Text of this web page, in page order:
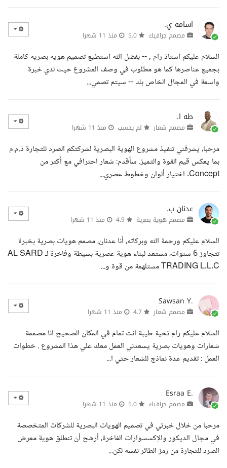
اسامه ي.
مصمم جرافيك منذ 11 شهرا
السلام عليكم استاذ رام , -- بفضل الله استطيع تصميم هويه بصريه كاملة
بجميع عناصرها كما هو مطلوب في وصف المشروع حيث لدي خبرة
واسعة في المجال الخاص بك -- سيتم تصمي...
طه ا.
مصمم شعار لم يحسب منذ 11 شهرا
مرحبا، يشرفني تنفيذ مشروع الهوية البصرية لشركتكم الصرد للتجارة ذ.م.م
بما يعكس قيم القوة والتميز. سأقدم: شعار احترافي مع أكثر من
Concept. اختيار ألوان وخطوط عصري...
عدنان ب.
مصمم هوية بصرية منذ 11 شهرا
السلام عليكم ورحمة الله وبركاته، أنا عدنان، مصمم هويات بصرية بخبرة
تتجاوز 6 سنوات، مستعد لبناء هوية عصرية بسيطة وفاخرة لـ AL SARD
TRADING L.L.C مستلهمة من قوة و...
Sawsan Y.
مصمم شعار منذ 11 شهرا
السلام عليكم رام تحية طيبة انت تمام في المكان الصحيح انا مصممة
شعارات وهويات بصرية يسعدني العمل معك علي هذا المشروع . خطوات
العمل : تقديم عدة نماذج للشعار حتي ا...
Esraa E.
مصمم جرافيك منذ 11 شهرا
مرحبا من خلال خبرتي في تصميم الهويات البصرية للشركات المتخصصة
في مجال الديكور والإكسسوارات الفاخرة، أرشح أن تنطلق هوية معرض
الصرد للتجارة من رمز الطائر نفسه لكن...